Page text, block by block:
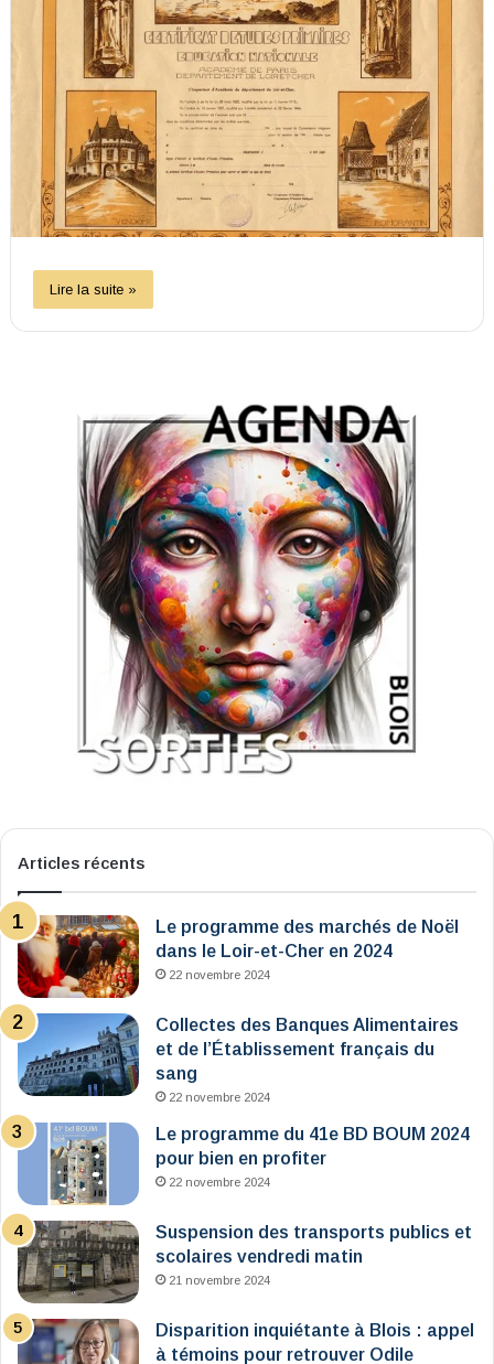
Lire la suite »
Articles récents
Le programme des marchés de Noël
dans le Loir-et-Cher en 2024
22 novembre 2024
Collectes des Banques Alimentaires
et de l’Établissement français du
sang
22 novembre 2024
Le programme du 41e BD BOUM 2024
pour bien en profiter
22 novembre 2024
Suspension des transports publics et
scolaires vendredi matin
21 novembre 2024
Disparition inquiétante à Blois : appel
à témoins pour retrouver Odile